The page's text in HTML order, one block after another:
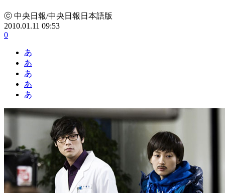
ⓒ 中央日報/中央日報日本語版
2010.01.11 09:53
0
あ
あ
あ
あ
あ